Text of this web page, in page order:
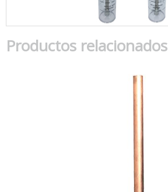
Productos relacionados